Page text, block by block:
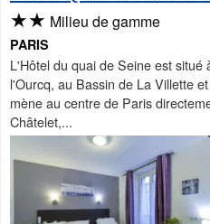
★★ Milieu de gamme
PARIS
L'Hôtel du quai de Seine est
l'Ourcq, au Bassin de La Villette
mène au centre de Paris
Châtelet,...